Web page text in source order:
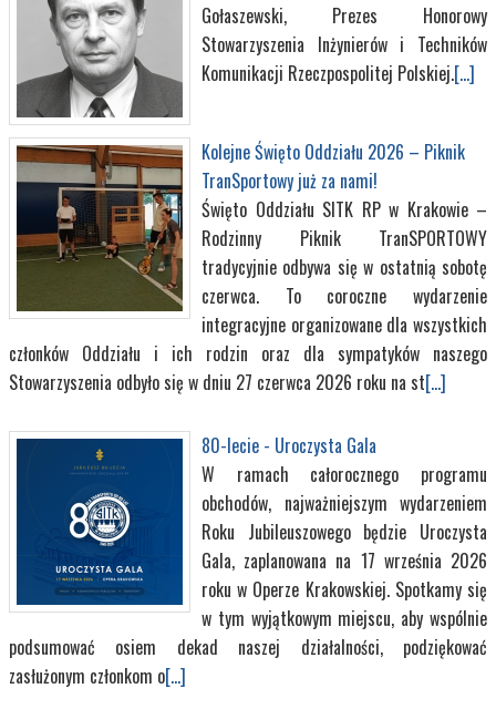
Gołaszewski, Prezes Honorowy
Stowarzyszenia Inżynierów i Techników
Komunikacji Rzeczpospolitej Polskiej.[...]
Kolejne Święto Oddziału 2026 – Piknik
TranSportowy już za nami!
Święto Oddziału SITK RP w Krakowie –
Rodzinny Piknik TranSPORTOWY
tradycyjnie odbywa się w ostatnią sobotę
czerwca. To coroczne wydarzenie
integracyjne organizowane dla wszystkich
członków Oddziału i ich rodzin oraz dla sympatyków naszego
Stowarzyszenia odbyło się w dniu 27 czerwca 2026 roku na st[...]
80-lecie - Uroczysta Gala
W ramach całorocznego programu
obchodów, najważniejszym wydarzeniem
Roku Jubileuszowego będzie Uroczysta
Gala, zaplanowana na 17 września 2026
roku w Operze Krakowskiej. Spotkamy się
w tym wyjątkowym miejscu, aby wspólnie
podsumować osiem dekad naszej działalności, podziękować
zasłużonym członkom o[...]